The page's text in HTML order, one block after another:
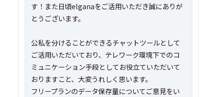
す！また日頃elganaをご活用いただき誠にありが
とうございます。
公私を分けることができるチャットツールとして
ご活用いただいており、テレワーク環境下でのコ
ミュニケーション手段としてお役立ていただいて
おりますこと、大変うれしく思います。
フリープランのデータ保存量についてご意見をい